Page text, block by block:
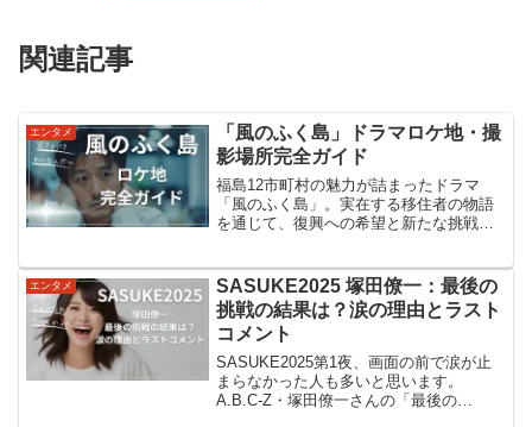
関連記事
エンタメ
「風のふく島」ドラマロケ地・撮
影場所完全ガイド
福島12市町村の魅力が詰まったドラマ
「風のふく島」。実在する移住者の物語
を通じて、復興への希望と新たな挑戦が
マ「風のふく島」の概要ドラマ「風のふ
く島」は、福島12市町村...
エンタメ
SASUKE2025 塚田僚一：最後の
挑戦の結果は？涙の理由とラスト
コメント
SASUKE2025第1夜、画面の前で涙が止
まらなかった人も多いと思います。
A.B.C-Z・塚田僚一さんの「最後の